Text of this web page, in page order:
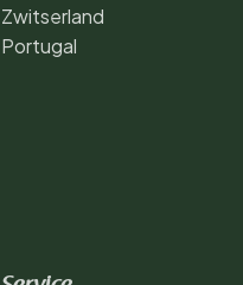
Zwitserland
Portugal